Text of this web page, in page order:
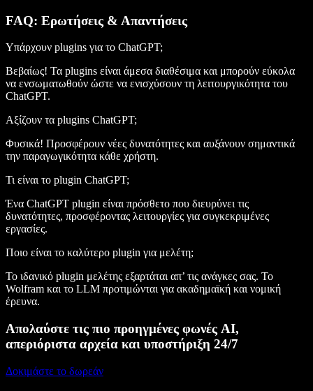
FAQ: Ερωτήσεις & Απαντήσεις
Υπάρχουν plugins για το ChatGPT;
Βεβαίως! Τα plugins είναι άμεσα διαθέσιμα και μπορούν εύκολα
να ενσωματωθούν ώστε να ενισχύσουν τη λειτουργικότητα του
ChatGPT.
Αξίζουν τα plugins ChatGPT;
Φυσικά! Προσφέρουν νέες δυνατότητες και αυξάνουν σημαντικά
την παραγωγικότητα κάθε χρήστη.
Τι είναι το plugin ChatGPT;
Ένα ChatGPT plugin είναι πρόσθετο που διευρύνει τις
δυνατότητες, προσφέροντας λειτουργίες για συγκεκριμένες
εργασίες.
Ποιο είναι το καλύτερο plugin για μελέτη;
Το ιδανικό plugin μελέτης εξαρτάται απ’ τις ανάγκες σας. Το
Wolfram και το LLM προτιμώνται για ακαδημαϊκή και νομική
έρευνα.
Απολαύστε τις πιο προηγμένες φωνές AI,
απεριόριστα αρχεία και υποστήριξη 24/7
Δοκιμάστε το δωρεάν